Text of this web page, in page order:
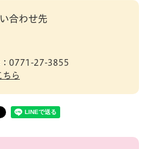
合わせ先
：0771-27-3855
ちら